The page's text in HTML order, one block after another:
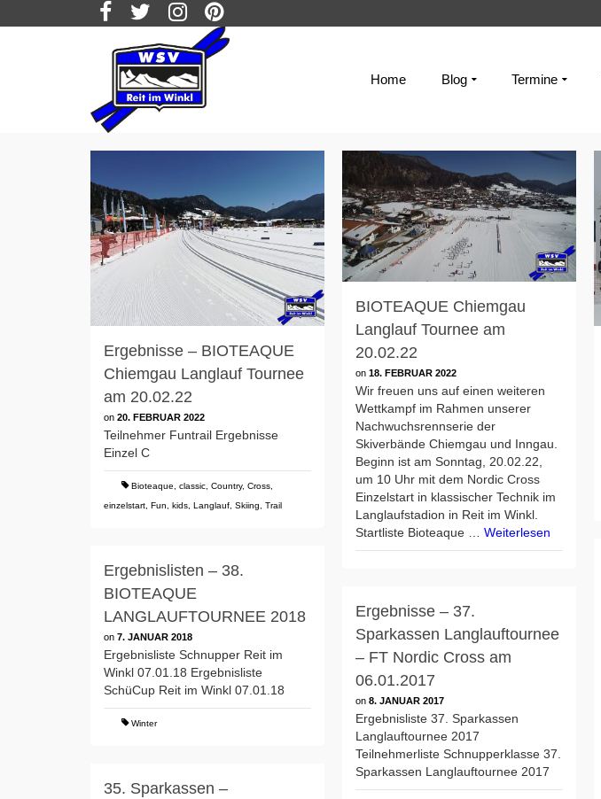
Home Blog Termine
Ergebnisse – BIOTEAQUE
Chiemgau Langlauf Tournee
am 20.02.22
on 20. FEBRUAR 2022
Teilnehmer Funtrail Ergebnisse
Einzel C
Bioteaque, classic, Country, Cross,
einzelstart, Fun, kids, Langlauf, Skiing, Trail
BIOTEAQUE Chiemgau
Langlauf Tournee am
20.02.22
on18. FEBRUAR 2022
Wir freuen uns auf einen weiteren
Wettkampf im Rahmen unserer
Nachwuchsrennserie der
Skiverbände Chiemgau und Inngau.
Beginn ist am Sonntag, 20.02.22,
um 10 Uhr mit dem Nordic Cross
Einzelstart in klassischer Technik im
Langlaufstadion in Reit im Winkl.
Startliste Bioteaque …Weiterlesen
Ergebnislisten – 38.
BIOTEAQUE
LANGLAUFTOURNEE 2018
on 7. JANUAR 2018
Ergebnisliste Schnupper Reit im
Winkl 07.01.18 Ergebnisliste
SchüCup Reit im Winkl 07.01.18
Winter
Ergebnisse – 37.
Sparkassen Langlauftournee
– FT Nordic Cross am
06.01.2017
on8. JANUAR 2017
Ergebnisliste 37. Sparkassen
Langlauftournee 2017
Teilnehmerliste Schnupperklasse 37.
Sparkassen Langlauftournee 2017
35. Sparkassen –